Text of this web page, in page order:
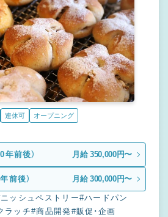
連休可 オープニング
前後） 月給 350,000円〜
前後） 月給 300,000円〜
ッシュペストリー#ハードパン
ラッチ#商品開発#販促・企画